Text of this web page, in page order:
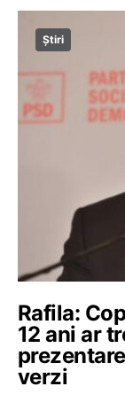
Știri
Rafila:
12 ani ar
verzi